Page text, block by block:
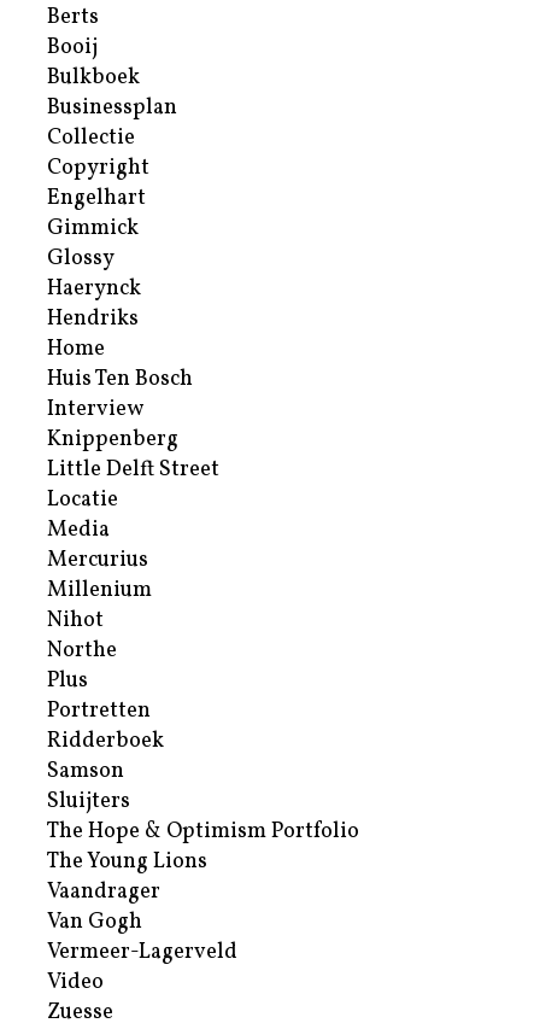
Berts
Booij
Bulkboek
Businessplan
Collectie
Copyright
Engelhart
Gimmick
Glossy
Haerynck
Hendriks
Home
Huis Ten Bosch
Interview
Knippenberg
Little Delft Street
Locatie
Media
Mercurius
Millenium
Nihot
Northe
Plus
Portretten
Ridderboek
Samson
Sluijters
The Hope & Optimism Portfolio
The Young Lions
Vaandrager
Van Gogh
Vermeer-Lagerveld
Video
Zuesse